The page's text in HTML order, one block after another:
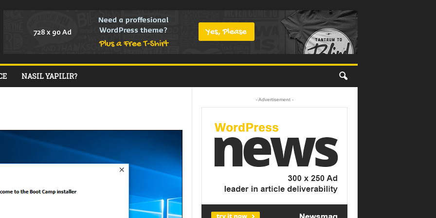
NASIL YAPILIR?
- Advertisement -